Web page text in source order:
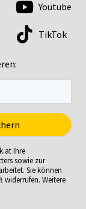
Youtube
TikTok
Ihre
sowie zur
Sie können
widerrufen. Weitere